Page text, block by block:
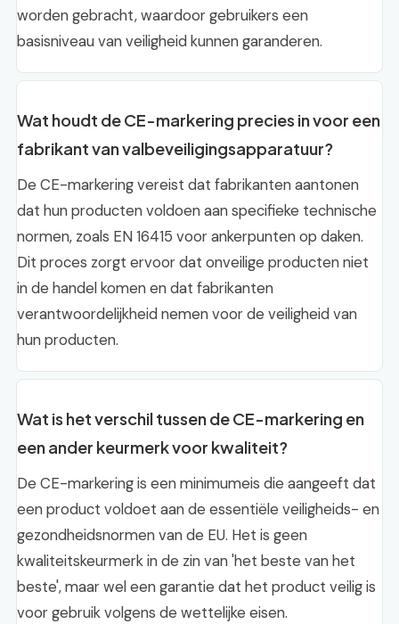
worden gebracht, waardoor gebruikers een
basisniveau van veiligheid kunnen garanderen.
Wat houdt de CE-markering precies in voor een
fabrikant van valbeveiligingsapparatuur?
De CE-markering vereist dat fabrikanten aantonen
dat hun producten voldoen aan specifieke technische
normen, zoals EN 16415 voor ankerpunten op daken.
Dit proces zorgt ervoor dat onveilige producten niet
in de handel komen en dat fabrikanten
verantwoordelijkheid nemen voor de veiligheid van
hun producten.
Wat is het verschil tussen de CE-markering en
een ander keurmerk voor kwaliteit?
De CE-markering is een minimumeis die aangeeft dat
een product voldoet aan de essentiële veiligheids- en
gezondheidsnormen van de EU. Het is geen
kwaliteitskeurmerk in de zin van 'het beste van het
beste', maar wel een garantie dat het product veilig is
voor gebruik volgens de wettelijke eisen.